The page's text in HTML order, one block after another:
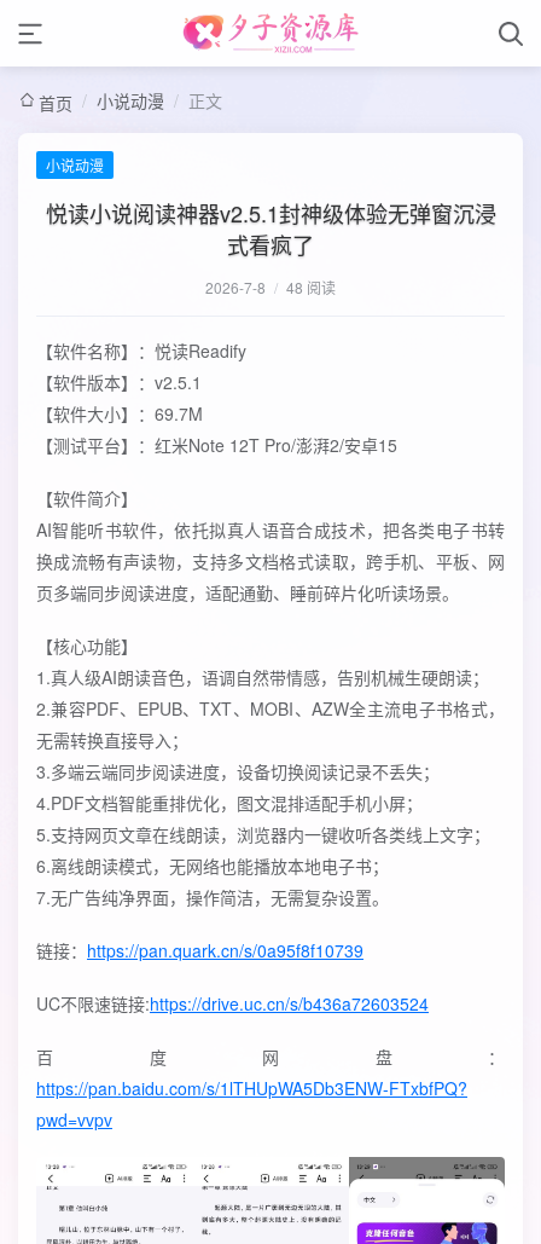
首页 / 小说动漫 / 正文
小说动漫
悦读小说阅读神器v2.5.1封神级体验无弹窗沉浸
式看疯了
2026-7-8 / 48 阅读
【软件名称】：悦读Readify
【软件版本】：v2.5.1
【软件大小】：69.7M
【测试平台】：红米Note 12T Pro/澎湃2/安卓15
【软件简介】
AI智能听书软件，依托拟真人语音合成技术，把各类电子书转
换成流畅有声读物，支持多文档格式读取，跨手机、平板、网
页多端同步阅读进度，适配通勤、睡前碎片化听读场景。
【核心功能】
1.真人级AI朗读音色，语调自然带情感，告别机械生硬朗读；
2.兼容PDF、EPUB、TXT、MOBI、AZW全主流电子书格式，
无需转换直接导入；
3.多端云端同步阅读进度，设备切换阅读记录不丢失；
4.PDF文档智能重排优化，图文混排适配手机小屏；
5.支持网页文章在线朗读，浏览器内一键收听各类线上文字；
6.离线朗读模式，无网络也能播放本地电子书；
7.无广告纯净界面，操作简洁，无需复杂设置。
链接： https://pan.quark.cn/s/0a95f8f10739
UC不限速链接:https://drive.uc.cn/s/b436a72603524
百度网盘：
https://pan.baidu.com/s/1lTHUpWA5Db3ENW-FTxbfPQ?
pwd=vvpv